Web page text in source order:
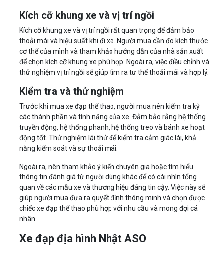
Kích cỡ khung xe và vị trí ngồi
Kích cỡ khung xe và vị trí ngồi rất quan trọng để đảm bảo
thoải mái và hiệu suất khi đi xe. Người mua cần đo kích thước
cơ thể của mình và tham khảo hướng dẫn của nhà sản xuất
để chọn kích cỡ khung xe phù hợp. Ngoài ra, việc điều chỉnh và
thử nghiệm vị trí ngồi sẽ giúp tìm ra tư thế thoải mái và hợp lý.
Kiểm tra và thử nghiệm
Trước khi mua xe đạp thể thao, người mua nên kiểm tra kỹ
các thành phần và tính năng của xe. Đảm bảo rằng hệ thống
truyền động, hệ thống phanh, hệ thống treo và bánh xe hoạt
động tốt. Thử nghiệm lái thử để kiểm tra cảm giác lái, khả
năng kiểm soát và sự thoải mái.
Ngoài ra, nên tham khảo ý kiến chuyên gia hoặc tìm hiểu
thông tin đánh giá từ người dùng khác để có cái nhìn tổng
quan về các mẫu xe và thương hiệu đáng tin cậy. Việc này sẽ
giúp người mua đưa ra quyết định thông minh và chọn được
chiếc xe đạp thể thao phù hợp với nhu cầu và mong đợi cá
nhân.
Xe đạp địa hình Nhật ASO